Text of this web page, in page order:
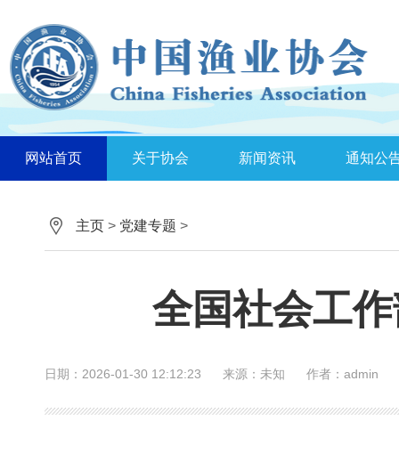
网站首页 关于协会 新闻资讯 通知公
主页 > 党建专题 >
全国社会工
日期：2026-01-30 12:12:23 来源：未知 作者：admin